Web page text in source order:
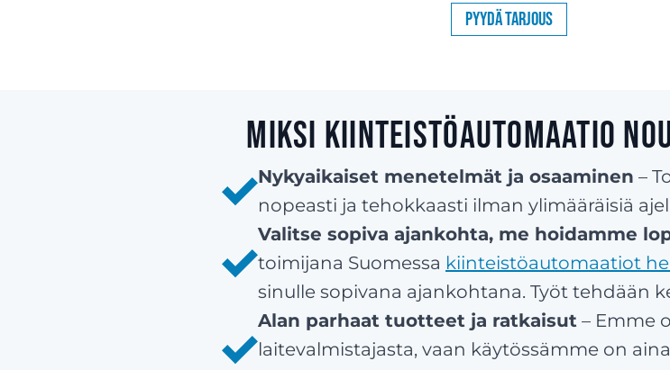
Pyydä tarjous
Miksi kiinteistöautomaatio
Nykyaikaiset menetelmät ja osaaminen –
nopeasti ja tehokkaasti ilman ylimääräisiä
Valitse sopiva ajankohta, me hoidamme
toimijana Suomessa kiinteistöautomaatiot
sinulle sopivana ajankohtana. Työt tehdään
Alan parhaat tuotteet ja ratkaisut – Emme
laitevalmistajasta, vaan käytössämme on